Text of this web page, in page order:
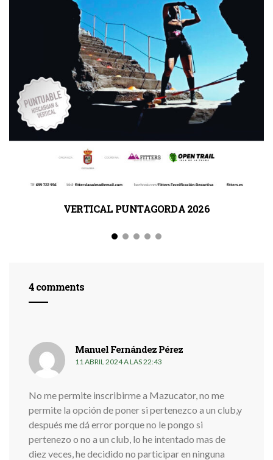
VERTICAL PUNTAGORDA 2026
4 comments
Manuel Fernández Pérez
11 ABRIL 2024 A LAS 22:43
No me permite inscribirme a Mazucator, no me
permite la opción de poner si pertenezco a un club,y
después me dá error porque no le pongo si
pertenezo o no a un club, lo he intentado mas de
diez veces, he decidido no participar en ninguna